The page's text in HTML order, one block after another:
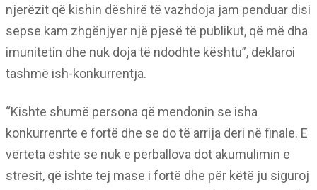
njerëzit që kishin dëshirë të vazhdoja jam penduar disi
sepse kam zhgënjyer një pjesë të publikut, që më dha
imunitetin dhe nuk doja të ndodhte kështu”, deklaroi
tashmë ish-konkurrentja.
“Kishte shumë persona që mendonin se isha
konkurrenrte e fortë dhe se do të arrija deri në finale. E
vërteta është se nuk e përballova dot akumulimin e
stresit, që ishte tej mase i fortë dhe për këtë ju siguroj